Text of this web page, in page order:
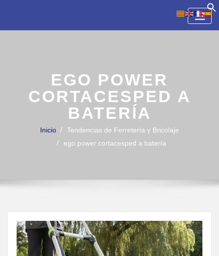
content
EGO POWER
CORTACESPED A
BATERÍA
Inicio
Tendencias de Ferretería y Bricolaje
ego power cortacesped a batería